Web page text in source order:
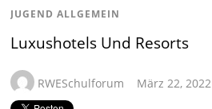
JUGEND ALLGEMEIN
Luxushotels Und Resorts
RWESchulforum März 22, 2022